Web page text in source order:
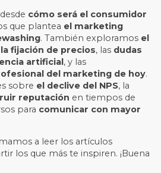
cómo será el consumidor
que plantea el marketing
. También exploramos el
fijación de precios, las dudas
artificial, y las
del marketing de hoy.
sobre el declive del NPS, la
reputación en tiempos de
para comunicar con mayor
a leer los artículos
los que más te inspiren. ¡Buena